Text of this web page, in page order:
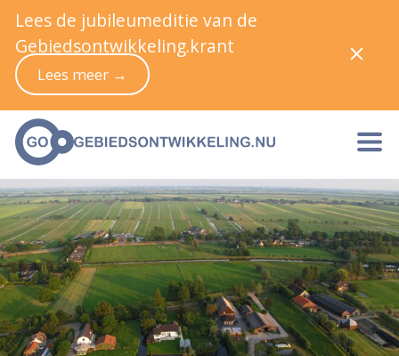
Lees de jubileumeditie van de
Gebiedsontwikkeling.krant
Lees meer →